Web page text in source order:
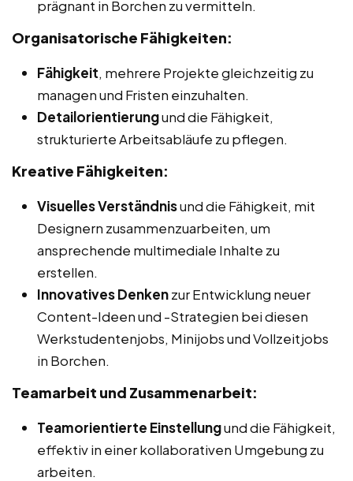
prägnant in Borchen zu vermitteln.
Organisatorische Fähigkeiten:
Fähigkeit, mehrere Projekte gleichzeitig zu
managen und Fristen einzuhalten.
Detailorientierungund die Fähigkeit,
strukturierte Arbeitsabläufe zu pflegen.
Kreative Fähigkeiten:
Visuelles Verständnisund die Fähigkeit, mit
Designern zusammenzuarbeiten, um
ansprechende multimediale Inhalte zu
erstellen.
Innovatives Denkenzur Entwicklung neuer
Content-Ideen und -Strategien bei diesen
Werkstudentenjobs, Minijobs und Vollzeitjobs
in Borchen.
Teamarbeit und Zusammenarbeit:
Teamorientierte Einstellungund die Fähigkeit,
effektiv in einer kollaborativen Umgebung zu
arbeiten.